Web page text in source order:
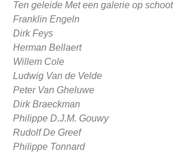
Ten geleide Met een galerie op schoot
Franklin Engeln
Dirk Feys
Herman Bellaert
Willem Cole
Ludwig Van de Velde
Peter Van Gheluwe
Dirk Braeckman
Philippe D.J.M. Gouwy
Rudolf De Greef
Philippe Tonnard